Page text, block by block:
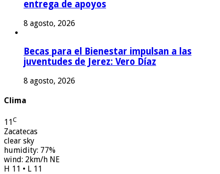
entrega de apoyos
8 agosto, 2026
Becas para el Bienestar impulsan a las
juventudes de Jerez: Vero Díaz
8 agosto, 2026
Clima
11C
Zacatecas
clear sky
humidity: 77%
wind: 2km/h NE
H 11 • L 11